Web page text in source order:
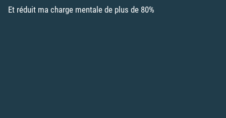
Et réduit ma charge mentale de plus de 80%